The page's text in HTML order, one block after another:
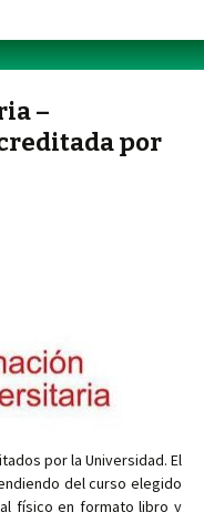
–
por
por la Universidad. El
del curso elegido
físico en formato libro y